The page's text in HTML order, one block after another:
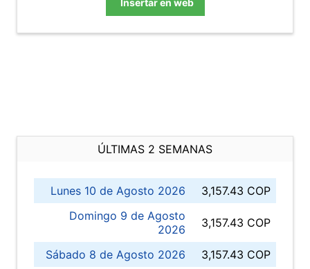
Insertar en web
ÚLTIMAS 2 SEMANAS
Lunes 10 de Agosto 2026
3,157.43 COP
Domingo 9 de Agosto
2026
3,157.43 COP
Sábado 8 de Agosto 2026
3,157.43 COP